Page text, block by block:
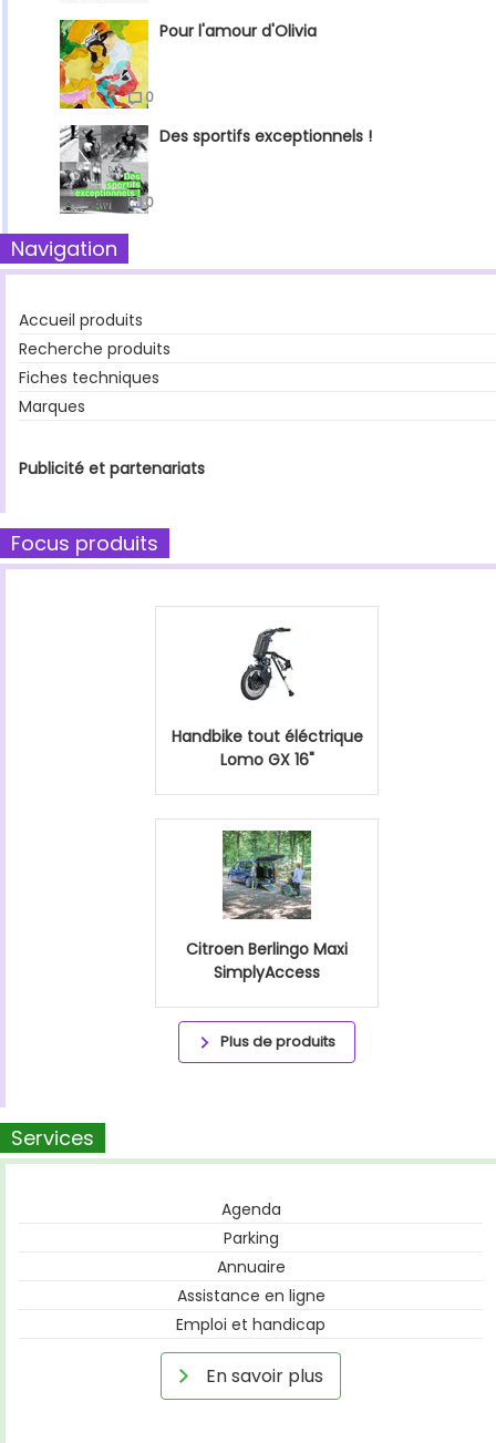
Pour l'amour d'Olivia
0
Des sportifs exceptionnels !
0
Navigation
Accueil produits
Recherche produits
Fiches techniques
Marques
Publicité et partenariats
Focus produits
Handbike tout éléctrique
Lomo GX 16"
Citroen Berlingo Maxi
SimplyAccess
Plus de produits
Services
Agenda
Parking
Annuaire
Assistance en ligne
Emploi et handicap
En savoir plus